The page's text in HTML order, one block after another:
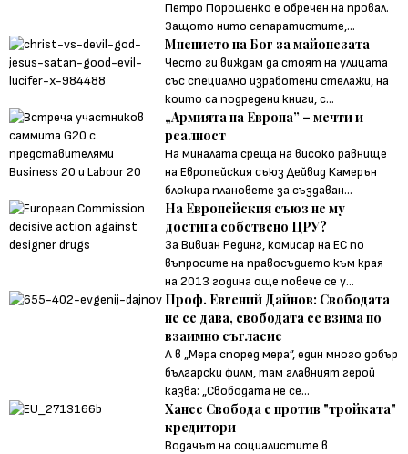
Петро Порошенко е обречен на провал.
Защото нито сепаратистите,...
Мнението на Бог за майонезата
Често ги виждам да стоят на улицата
със специално изработени стелажи, на
които са подредени книги, с...
„Армията на Европа” – мечти и
реалност
На миналата среща на високо равнище
на Европейския съюз Дейвид Камерън
блокира плановете за създаван...
На Европейския съюз не му
достига собствено ЦРУ?
За Вивиан Рединг, комисар на ЕС по
въпросите на правосъдието към края
на 2013 година още повече се у...
Проф. Евгений Дайнов: Свободата
не се дава, свободата се взима по
взаимно съгласие
А в „Мера според мера”, един много добър
български филм, там главният герой
казва: „Свободата не се...
Ханес Свобода е против "тройката"
кредитори
Водачът на социалистите в